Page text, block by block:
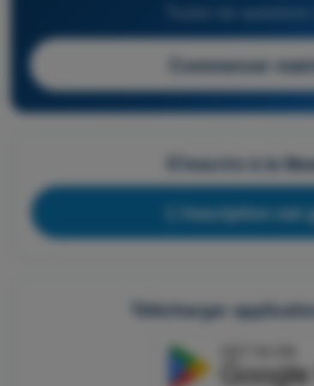
Commencer
S'inscrire à la
L'inscription est
Télécharger